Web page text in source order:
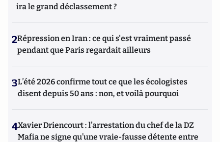
ira le grand déclassement ?
2Répression en Iran : ce qui s'est vraiment passé
pendant que Paris regardait ailleurs
3L’été 2026 confirme tout ce que les écologistes
disent depuis 50 ans : non, et voilà pourquoi
4Xavier Driencourt : l’arrestation du chef de la DZ
Mafia ne signe qu’une vraie-fausse détente entre